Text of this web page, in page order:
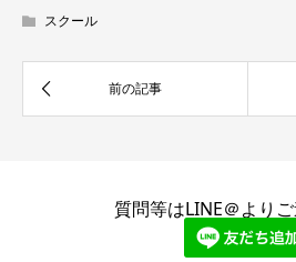
スクール
質問等はLINE＠より